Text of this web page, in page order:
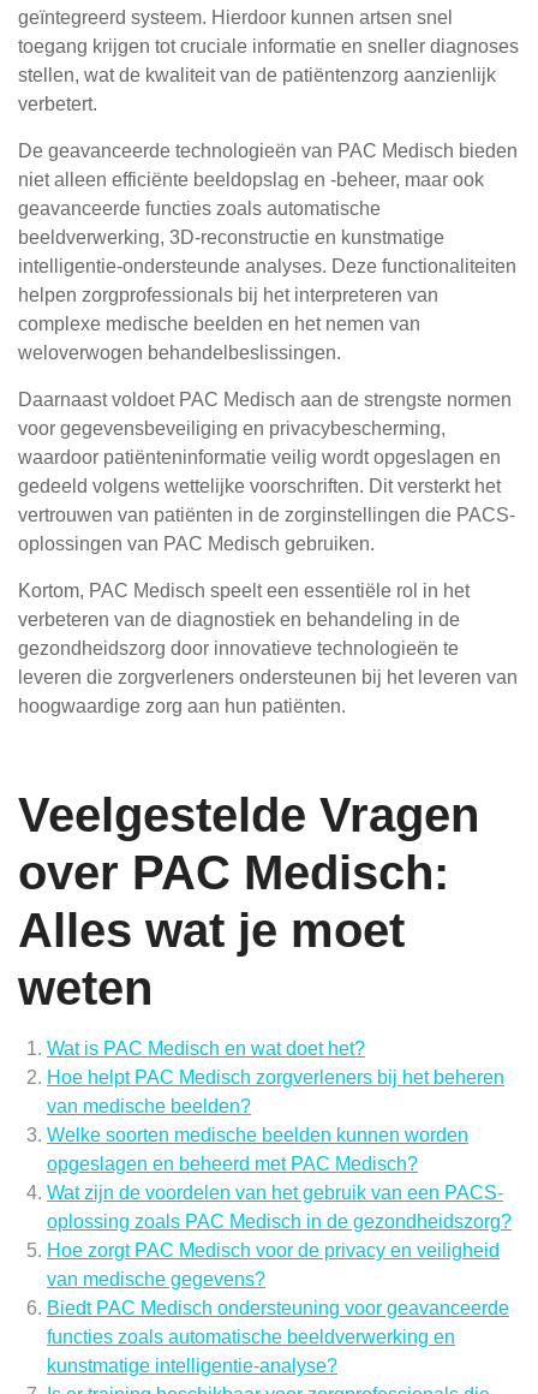
geïntegreerd systeem. Hierdoor kunnen artsen snel
toegang krijgen tot cruciale informatie en sneller diagnoses
stellen, wat de kwaliteit van de patiëntenzorg aanzienlijk
verbetert.
De geavanceerde technologieën van PAC Medisch bieden
niet alleen efficiënte beeldopslag en -beheer, maar ook
geavanceerde functies zoals automatische
beeldverwerking, 3D-reconstructie en kunstmatige
intelligentie-ondersteunde analyses. Deze functionaliteiten
helpen zorgprofessionals bij het interpreteren van
complexe medische beelden en het nemen van
weloverwogen behandelbeslissingen.
Daarnaast voldoet PAC Medisch aan de strengste normen
voor gegevensbeveiliging en privacybescherming,
waardoor patiënteninformatie veilig wordt opgeslagen en
gedeeld volgens wettelijke voorschriften. Dit versterkt het
vertrouwen van patiënten in de zorginstellingen die PACS-
oplossingen van PAC Medisch gebruiken.
Kortom, PAC Medisch speelt een essentiële rol in het
verbeteren van de diagnostiek en behandeling in de
gezondheidszorg door innovatieve technologieën te
leveren die zorgverleners ondersteunen bij het leveren van
hoogwaardige zorg aan hun patiënten.
Veelgestelde Vragen
over PAC Medisch:
Alles wat je moet
weten
Wat is PAC Medisch en wat doet het?
Hoe helpt PAC Medisch zorgverleners bij het beheren
van medische beelden?
Welke soorten medische beelden kunnen worden
opgeslagen en beheerd met PAC Medisch?
Wat zijn de voordelen van het gebruik van een PACS-
oplossing zoals PAC Medisch in de gezondheidszorg?
Hoe zorgt PAC Medisch voor de privacy en veiligheid
van medische gegevens?
Biedt PAC Medisch ondersteuning voor geavanceerde
functies zoals automatische beeldverwerking en
kunstmatige intelligentie-analyse?